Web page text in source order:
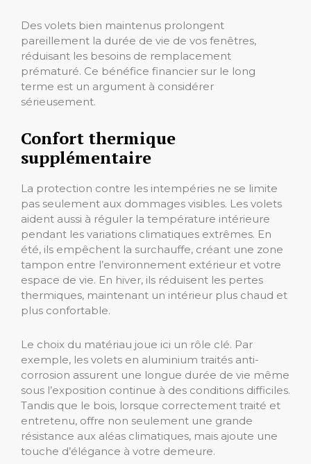
Des volets bien maintenus prolongent
pareillement la durée de vie de vos fenêtres,
réduisant les besoins de remplacement
prématuré. Ce bénéfice financier sur le long
terme est un argument à considérer
sérieusement.
Confort thermique
supplémentaire
La protection contre les intempéries ne se limite
pas seulement aux dommages visibles. Les volets
aident aussi à réguler la température intérieure
pendant les variations climatiques extrêmes. En
été, ils empêchent la surchauffe, créant une zone
tampon entre l’environnement extérieur et votre
espace de vie. En hiver, ils réduisent les pertes
thermiques, maintenant un intérieur plus chaud et
plus confortable.
Le choix du matériau joue ici un rôle clé. Par
exemple, les volets en aluminium traités anti-
corrosion assurent une longue durée de vie même
sous l’exposition continue à des conditions difficiles.
Tandis que le bois, lorsque correctement traité et
entretenu, offre non seulement une grande
résistance aux aléas climatiques, mais ajoute une
touche d’élégance à votre demeure.